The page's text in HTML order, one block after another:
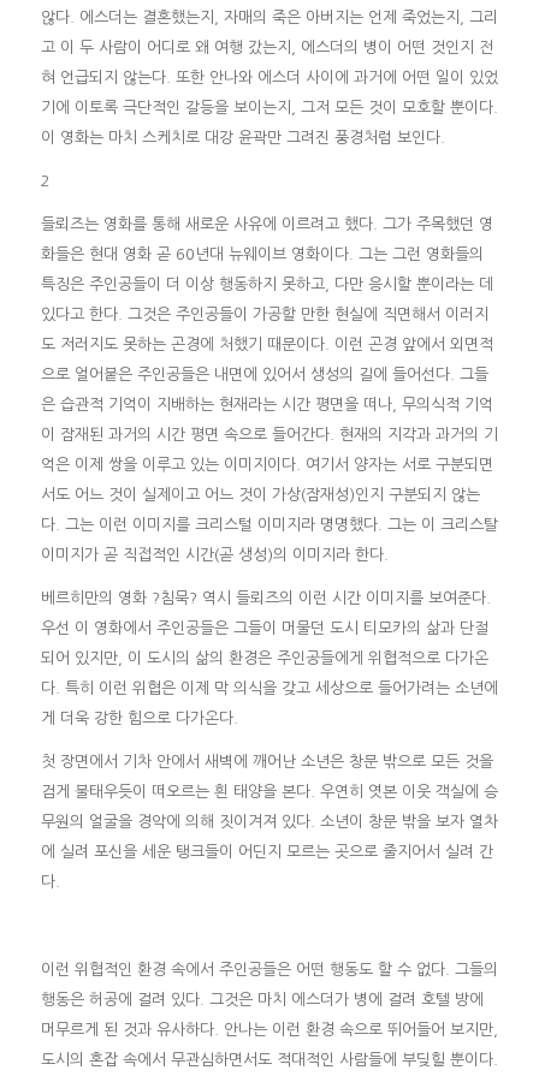
않다. 에스더는 결혼했는지, 자매의 죽은 아버지는 언제 죽었는지, 그리
고 이 두 사람이 어디로 왜 여행 갔는지, 에스더의 병이 어떤 것인지 전
혀 언급되지 않는다. 또한 안나와 에스더 사이에 과거에 어떤 일이 있었
기에 이토록 극단적인 갈등을 보이는지, 그저 모든 것이 모호할 뿐이다.
이 영화는 마치 스케치로 대강 윤곽만 그려진 풍경처럼 보인다.
2
들뢰즈는 영화를 통해 새로운 사유에 이르려고 했다. 그가 주목했던 영
화들은 현대 영화 곧 60년대 뉴웨이브 영화이다. 그는 그런 영화들의
특징은 주인공들이 더 이상 행동하지 못하고, 다만 응시할 뿐이라는 데
있다고 한다. 그것은 주인공들이 가공할 만한 현실에 직면해서 이러지
도 저러지도 못하는 곤경에 처했기 때문이다. 이런 곤경 앞에서 외면적
으로 얼어붙은 주인공들은 내면에 있어서 생성의 길에 들어선다. 그들
은 습관적 기억이 지배하는 현재라는 시간 평면을 떠나, 무의식적 기억
이 잠재된 과거의 시간 평면 속으로 들어간다. 현재의 지각과 과거의 기
억은 이제 쌍을 이루고 있는 이미지이다. 여기서 양자는 서로 구분되면
서도 어느 것이 실제이고 어느 것이 가상(잠재성)인지 구분되지 않는
다. 그는 이런 이미지를 크리스털 이미지라 명명했다. 그는 이 크리스탈
이미지가 곧 직접적인 시간(곧 생성)의 이미지라 한다.
베르히만의 영화 ?침묵? 역시 들뢰즈의 이런 시간 이미지를 보여준다.
우선 이 영화에서 주인공들은 그들이 머물던 도시 티모카의 삶과 단절
되어 있지만, 이 도시의 삶의 환경은 주인공들에게 위협적으로 다가온
다. 특히 이런 위협은 이제 막 의식을 갖고 세상으로 들어가려는 소년에
게 더욱 강한 힘으로 다가온다.
첫 장면에서 기차 안에서 새벽에 깨어난 소년은 창문 밖으로 모든 것을
검게 불태우듯이 떠오르는 흰 태양을 본다. 우연히 엿본 이웃 객실에 승
무원의 얼굴을 경악에 의해 짓이겨져 있다. 소년이 창문 밖을 보자 열차
에 실려 포신을 세운 탱크들이 어딘지 모르는 곳으로 줄지어서 실려 간
다.
이런 위협적인 환경 속에서 주인공들은 어떤 행동도 할 수 없다. 그들의
행동은 허공에 걸려 있다. 그것은 마치 에스더가 병에 걸려 호텔 방에
머무르게 된 것과 유사하다. 안나는 이런 환경 속으로 뛰어들어 보지만,
도시의 혼잡 속에서 무관심하면서도 적대적인 사람들에 부딪힐 뿐이다.